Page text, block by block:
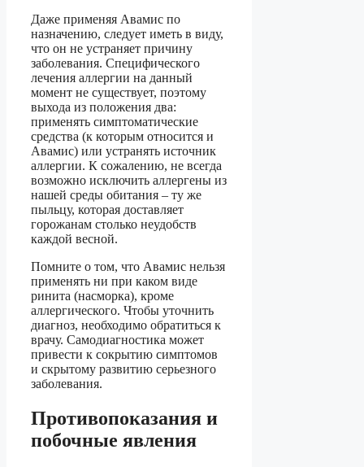
Даже применяя Авамис по
назначению, следует иметь в виду,
что он не устраняет причину
заболевания. Специфического
лечения аллергии на данный
момент не существует, поэтому
выхода из положения два:
применять симптоматические
средства (к которым относится и
Авамис) или устранять источник
аллергии. К сожалению, не всегда
возможно исключить аллергены из
нашей среды обитания – ту же
пыльцу, которая доставляет
горожанам столько неудобств
каждой весной.
Помните о том, что Авамис нельзя
применять ни при каком виде
ринита (насморка), кроме
аллергического. Чтобы уточнить
диагноз, необходимо обратиться к
врачу. Самодиагностика может
привести к сокрытию симптомов
и скрытому развитию серьезного
заболевания.
Противопоказания и
побочные явления